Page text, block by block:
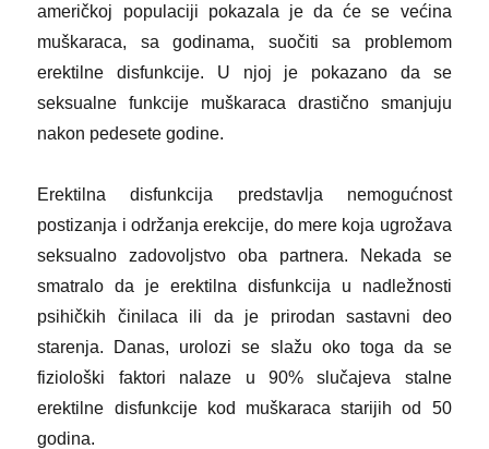
američkoj populaciji pokazala je da će se većina
muškaraca, sa godinama, suočiti sa problemom
erektilne disfunkcije. U njoj je pokazano da se
seksualne funkcije muškaraca drastično smanjuju
nakon pedesete godine.
Erektilna disfunkcija predstavlja nemogućnost
postizanja i održanja erekcije, do mere koja ugrožava
seksualno zadovoljstvo oba partnera. Nekada se
smatralo da je erektilna disfunkcija u nadležnosti
psihičkih činilaca ili da je prirodan sastavni deo
starenja. Danas, urolozi se slažu oko toga da se
fiziološki faktori nalaze u 90% slučajeva stalne
erektilne disfunkcije kod muškaraca starijih od 50
godina.